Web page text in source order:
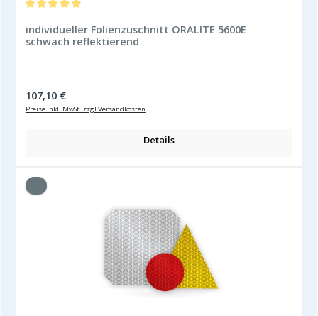
individueller Folienzuschnitt ORALITE 5600E
schwach reflektierend
Regulärer Preis:
107,10 €
Preise inkl. MwSt. zzgl Versandkosten
Details